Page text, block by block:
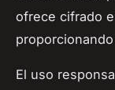
ofrece cifrado
El uso